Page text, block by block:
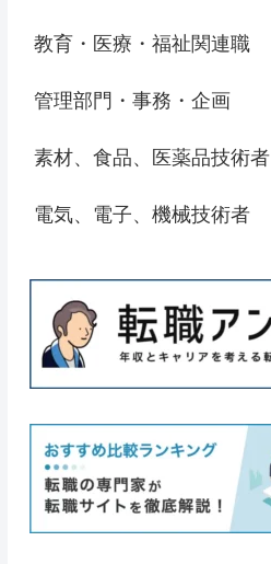
教育・医療・福祉関連職
管理部門・事務・企画
素材、食品、医薬品技術者
電気、電子、機械技術者